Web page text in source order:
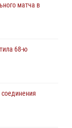
порядок во
подозреваемого
защиты
матча в
68-ю